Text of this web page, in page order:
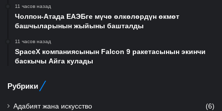
11 часов назад
Чолпон-Атада ЕАЭБге мүчө өлкөлөрдүн өкмөт
башчыларынын жыйыны башталды
11 часов назад
SpaceX компаниясынын Falcon 9 ракетасынын экинчи
баскычы Айга кулады
Рубрики
Адабият жана искусство (6)